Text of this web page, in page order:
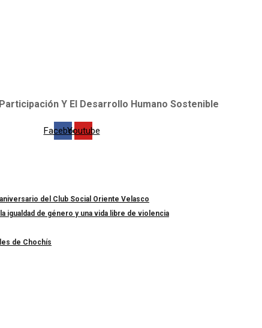
Y El Desarrollo Humano Sostenible
FacebookYoutube
del Club Social Oriente Velasco
igualdad de género y una vida libre de violencia
de Chochís